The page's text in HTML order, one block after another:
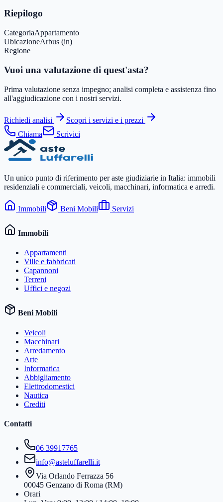
Riepilogo
CategoriaAppartamento
UbicazioneArbus (in)
Regione
Vuoi una valutazione di quest'asta?
Prima valutazione senza impegno; analisi completa e assistenza fino
all'aggiudicazione con i nostri servizi.
Richiedi analisi
Scopri i servizi e i prezzi
Chiama
Scrivici
Un unico punto di riferimento per aste giudiziarie in Italia: immobili
residenziali e commerciali, veicoli, macchinari, informatica e arredi.
Immobili Beni Mobili Servizi
Immobili
Appartamenti
Ville e fabbricati
Capannoni
Terreni
Uffici e negozi
Beni Mobili
Veicoli
Macchinari
Arredamento
Arte
Informatica
Abbigliamento
Elettrodomestici
Nautica
Crediti
Contatti
06 39917765
info@asteluffarelli.it
Via Orlando Ferrazza 56
00045 Genzano di Roma (RM)
Orari